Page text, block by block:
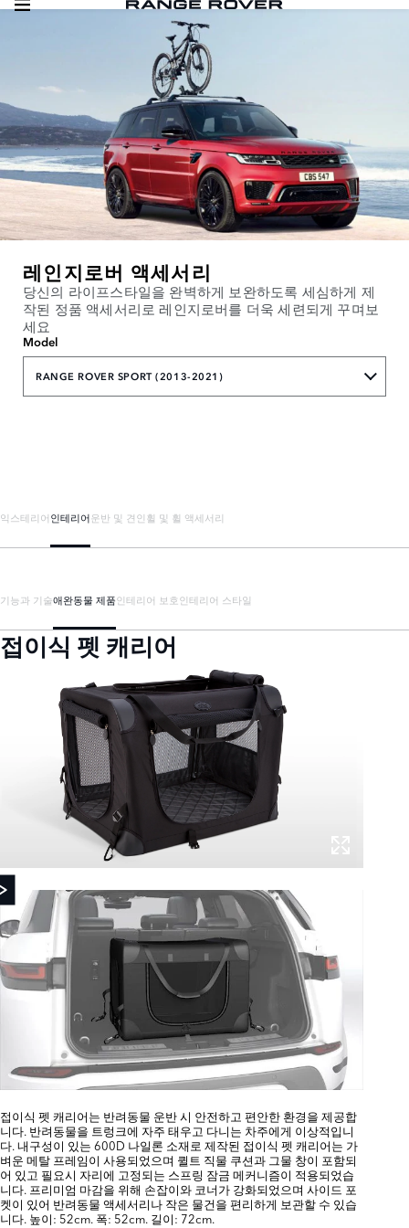
레인지로버 액세서리
당신의 라이프스타일을 완벽하게 보완하도록 세심하게 제
작된 정품 액세서리로 레인지로버를 더욱 세련되게 꾸며보
세요
Model
RANGE ROVER SPORT (2013-2021)
익스테리어인테리어운반 및 견인휠 및 휠 액세서리
기능과 기술애완동물 제품인테리어 보호인테리어 스타일
접이식 펫 캐리어
접이식 펫 캐리어는 반려동물 운반 시 안전하고 편안한 환경을 제공합
니다. 반려동물을 트렁크에 자주 태우고 다니는 차주에게 이상적입니
다. 내구성이 있는 600D 나일론 소재로 제작된 접이식 펫 캐리어는 가
벼운 메탈 프레임이 사용되었으며 퀼트 직물 쿠션과 그물 창이 포함되
어 있고 필요시 자리에 고정되는 스프링 잠금 메커니즘이 적용되었습
니다. 프리미엄 마감을 위해 손잡이와 코너가 강화되었으며 사이드 포
켓이 있어 반려동물 액세서리나 작은 물건을 편리하게 보관할 수 있습
니다. 높이: 52cm. 폭: 52cm. 길이: 72cm.